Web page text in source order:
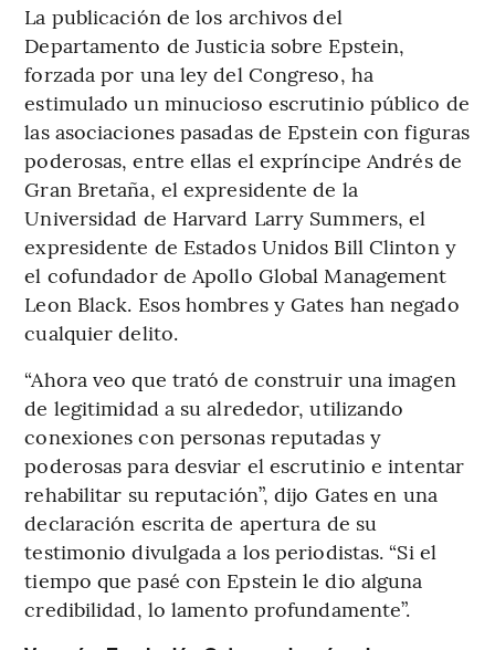
La publicación de los archivos del
Departamento de Justicia sobre Epstein,
forzada por una ley del Congreso, ha
estimulado un minucioso escrutinio público de
las asociaciones pasadas de Epstein con figuras
poderosas, entre ellas el expríncipe Andrés de
Gran Bretaña, el expresidente de la
Universidad de Harvard Larry Summers, el
expresidente de Estados Unidos Bill Clinton y
el cofundador de Apollo Global Management
Leon Black. Esos hombres y Gates han negado
cualquier delito.
“Ahora veo que trató de construir una imagen
de legitimidad a su alrededor, utilizando
conexiones con personas reputadas y
poderosas para desviar el escrutinio e intentar
rehabilitar su reputación”, dijo Gates en una
declaración escrita de apertura de su
testimonio divulgada a los periodistas. “Si el
tiempo que pasé con Epstein le dio alguna
credibilidad, lo lamento profundamente”.